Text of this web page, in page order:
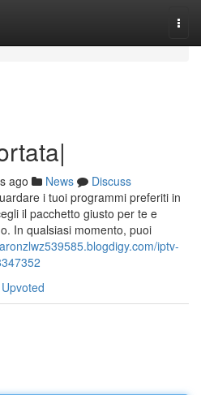
ago News
Discuss
i tuoi programmi preferiti in
il pacchetto giusto per te e
In qualsiasi momento, puoi
iptv-